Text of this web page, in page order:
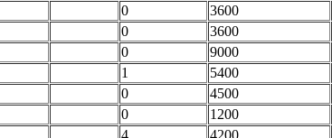
0 3600
0 3600
0 9000
1 5400
0 4500
0 1200
4 4200